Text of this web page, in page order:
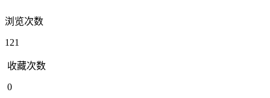
浏览次数
121
收藏次数
0